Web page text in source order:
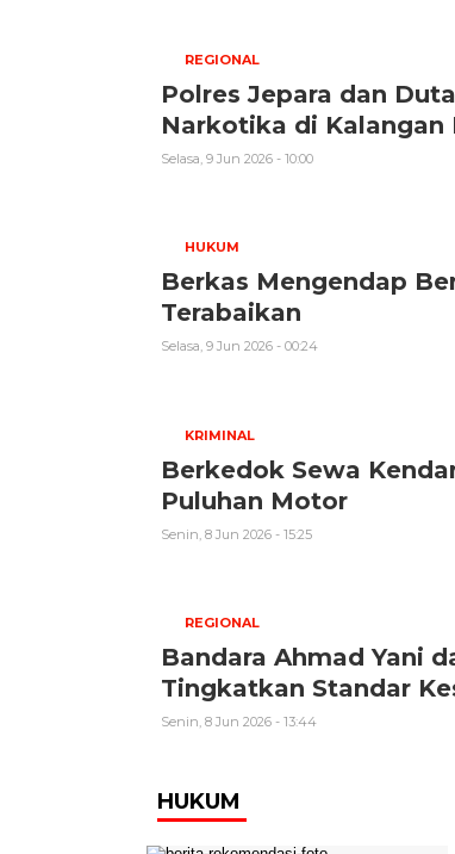
REGIONAL
Polres Jepara dan
Narkotika di Kalangan
Selasa, 9 Jun 2026 - 10:00
HUKUM
Berkas Mengendap
Terabaikan
Selasa, 9 Jun 2026 - 00:24
KRIMINAL
Berkedok Sewa
Puluhan Motor
Senin, 8 Jun 2026 - 15:25
REGIONAL
Bandara Ahmad Yani
Tingkatkan Standar
Senin, 8 Jun 2026 - 13:44
HUKUM